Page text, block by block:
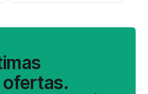
ofertas.